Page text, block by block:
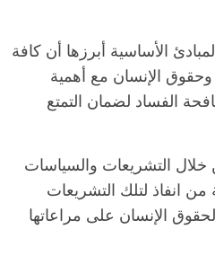
الأساسية أبرزها أن كافة
وحقوق الإنسان مع أهمية
الفساد لضمان التمتع
خلال التشريعات والسياسات
انفاذ لتلك التشريعات
الإنسان على مراعاتها